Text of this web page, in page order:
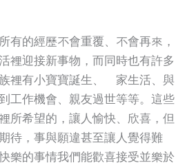
有的經歷不會重覆、不會再來，
裡迎接新事物，而同時也有許多
裡有小寶寶誕生、離家生活、與
工作機會、親友過世等等。這些
所希望的，讓人愉快、欣喜，但
待，事與願違甚至讓人覺得難
樂的事情我們能歡喜接受並樂於